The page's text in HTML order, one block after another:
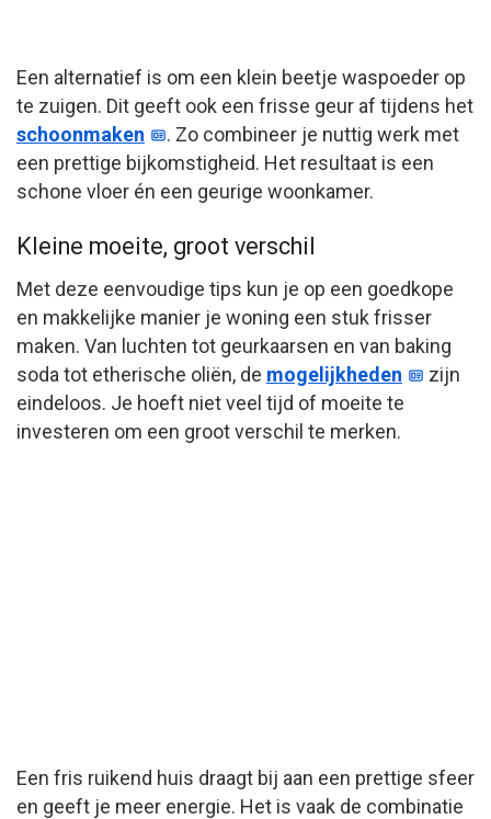
Een alternatief is om een klein beetje waspoeder op
te zuigen. Dit geeft ook een frisse geur af tijdens het
schoonmaken
. Zo combineer je nuttig werk met
een prettige bijkomstigheid. Het resultaat is een
schone vloer én een geurige woonkamer.
Kleine moeite, groot verschil
Met deze eenvoudige tips kun je op een goedkope
en makkelijke manier je woning een stuk frisser
maken. Van luchten tot geurkaarsen en van baking
soda tot etherische oliën, de mogelijkheden
zijn
eindeloos. Je hoeft niet veel tijd of moeite te
investeren om een groot verschil te merken.
Een fris ruikend huis draagt bij aan een prettige sfeer
en geeft je meer energie. Het is vaak de combinatie